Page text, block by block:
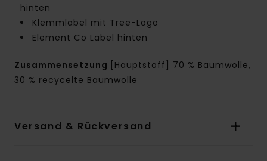
hinten
Klemmlabel mit Tree-Logo
Element Co Label hinten
Zusammensetzung
[Hauptstoff] 70 % Baumwolle,
30 % recycelte Baumwolle
Versand & Rückversand